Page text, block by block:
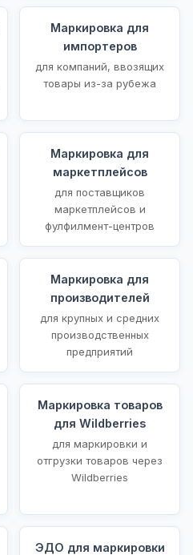
Маркировка для
импортеров
для компаний, ввозящих
товары из-за рубежа
Маркировка для
маркетплейсов
для поставщиков
маркетплейсов и
фулфилмент-центров
Маркировка для
производителей
для крупных и средних
производственных
предприятий
Маркировка товаров
для Wildberries
для маркировки и
отгрузки товаров через
Wildberries
ЭДО для маркировки